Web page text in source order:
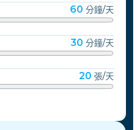
60 分鐘/天
30 分鐘/天
20 張/天